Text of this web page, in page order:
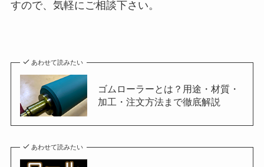
すので、気軽にご相談下さい。
あわせて読みたい
ゴムローラーとは？用途・材質・
加工・注文方法まで徹底解説
あわせて読みたい